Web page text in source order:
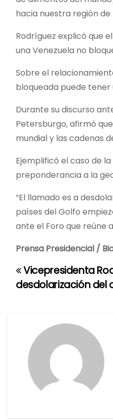
hacia nuestra región
Rodríguez explicó que
una Venezuela no
Sobre el
bloqueada puede
Durante su discurso
Petersburgo, afirmó
mundial y las cadenas
Ejemplificó el caso de
preponderancia a la
“El llamado es a
países del Golfo
ante el Foro que reúne
Prensa Presidencial /
NVicepresidenta
desdolarización del